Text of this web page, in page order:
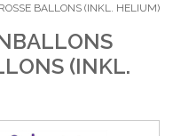
BALLONS (INKL. HELIUM)
(INKL. H